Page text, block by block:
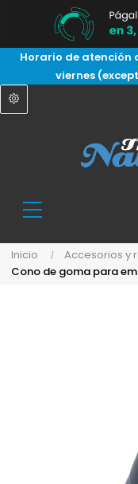
Horario de atención
viernes
Inicio
Accesorios y
Cono de goma para